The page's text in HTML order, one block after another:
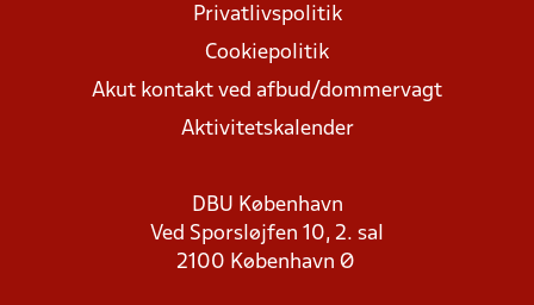
Privatlivspolitik
Cookiepolitik
Akut kontakt ved afbud/dommervagt
Aktivitetskalender
DBU København
Ved Sporsløjfen 10, 2. sal
2100 København Ø